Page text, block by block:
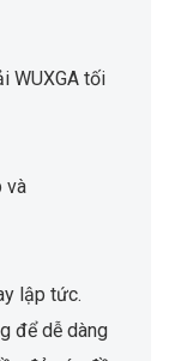
WUXGA tối
và
lập tức.
để dễ dàng